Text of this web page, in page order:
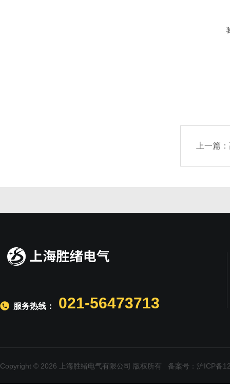
上一篇：
服务热线： 021-56473713
Copyright © 2026 上海胜绪电气有限公司 版权所有 备案号：沪ICP备